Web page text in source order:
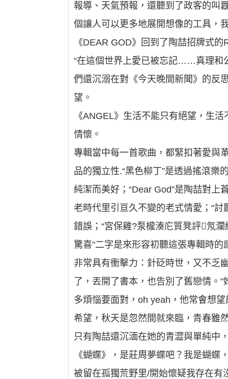
報導、天氣預報，還聽到了政客的
個讓人可以更多地展開想像的工具，
《DEAR GOD》回到了陶喆招牌式
“在這個世界上愛已被忘記……真理
們還沉溺在對《今天晚間新聞》的反
望。
《ANGEL》生活不能只有絕望，生
情懷。
專輯當中每一首歌曲，都緊扣著愛與
品的獨立性.“黑色柳丁”是透過搖滾樂
純潔而美好；“Dear God”是陶喆對上
老時代里引亘久不變的老式情愛；“討
錯誤；“宮保雞?泵櫳湊庀質凳評氖
驚喜"二字是來形容初聽這張專輯時
非常具有衝擊力：針砭時世，又不乏
了，丟開了書本，也告別了舊戀情
多煩惱要面對，oh yeah，他常會想
希望，秋天是忽然間就來臨，青春雖
只有陶喆還沉湎在她的青澀與單純
《蝴蝶》，是莊周夢蝶吧？我是蝴
被留在孤獨荒野里/開始懷疑我存在